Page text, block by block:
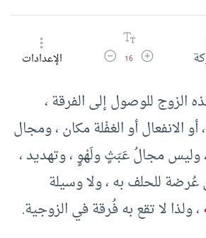
زيادة حجم الخط
16 تقليل حجم الخطالإعدادات
الزوج للوصول إلى الفرقة ،
الانفعال أو الغفْلة مكان ، ومجال
مجالُ عَبَثٍ ولَهْوٍ ، وتهديد ،
عُرضة للحلف به ، ولا وسيلة
، ولذا لا تقع به فُرقة في الزوجية.